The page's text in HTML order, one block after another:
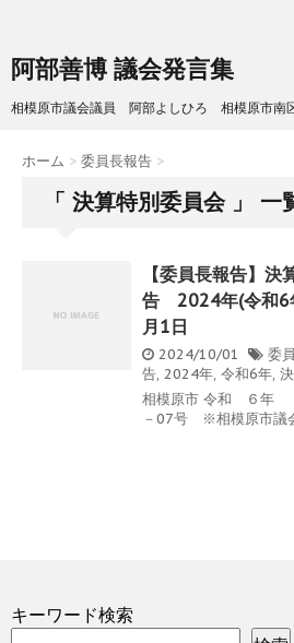
阿部善博 議会発言集
相模原市議会議員 阿部よしひろ 相模原市南
ホーム > 委員長報告 >
「 決算特別委員会 」 一
【委員長報告】決
告 2024年(令和6
月1日
2024/10/01 委
告, 2024年, 令和6年,
相模原市 令和 ６年
－07号 ※相模原市議
キーワード検索